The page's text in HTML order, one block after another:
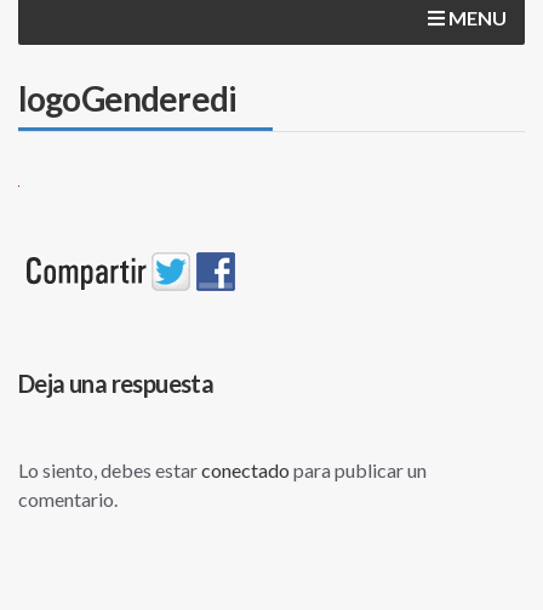
MENU
logoGenderedi
Deja una respuesta
Lo siento, debes estarconectado para publicar un
comentario.